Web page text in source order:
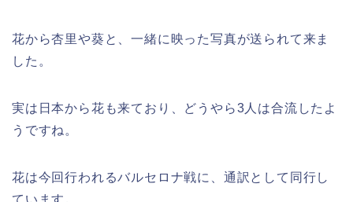
花から杏里や葵と、一緒に映った写真が送られて来ま
した。
実は日本から花も来ており、どうやら3人は合流したよ
うですね。
花は今回行われるバルセロナ戦に、通訳として同行し